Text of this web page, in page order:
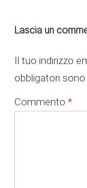
Lascia un
Il tuo indirizzo
obbligatori
Commento *